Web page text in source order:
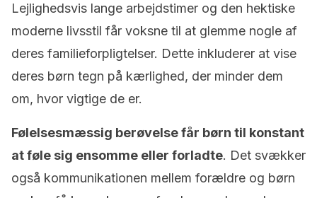
Lejlighedsvis lange arbejdstimer og den hektiske
moderne livsstil får voksne til at glemme nogle af
deres familieforpligtelser. Dette inkluderer at vise
deres børn tegn på kærlighed, der minder dem
om, hvor vigtige de er.
Følelsesmæssig berøvelse får børn til konstant
at føle sig ensomme eller forladte. Det svækker
også kommunikationen mellem forældre og børn